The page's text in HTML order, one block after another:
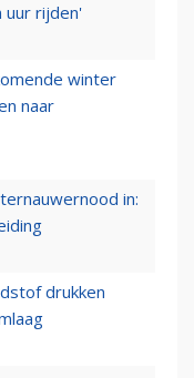
uur rijden'
winter
naar
in:
drukken